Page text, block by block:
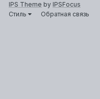
IPS Theme by IPSFocus
Стиль
Обратная связь